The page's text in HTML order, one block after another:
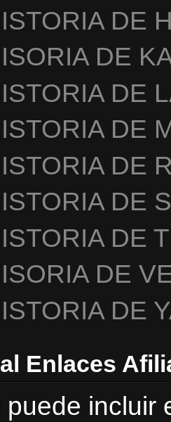
DE
DE
DE
DE
DE
DE
DE
DE
DE
Enlaces
puede